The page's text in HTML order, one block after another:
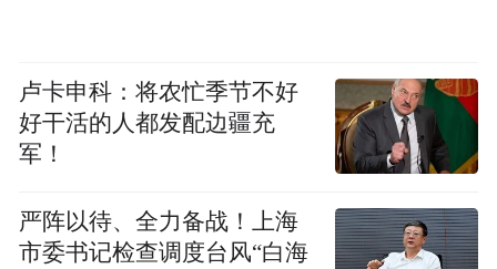
卢卡申科：将农忙季节不好
好干活的人都发配边疆充
军！
严阵以待、全力备战！上海
市委书记检查调度台风“白海